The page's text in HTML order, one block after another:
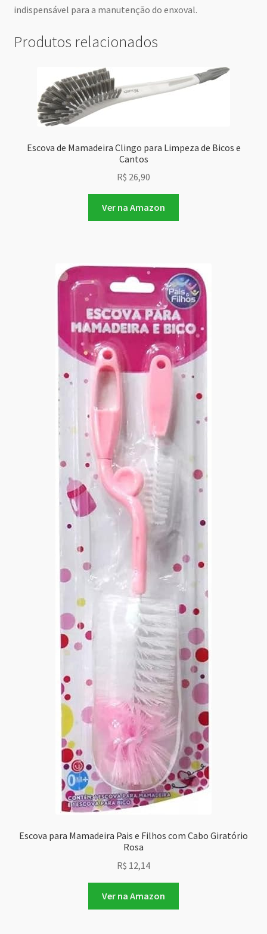
indispensável para a manutenção do enxoval.
Produtos relacionados
Escova de Mamadeira Clingo para Limpeza de Bicos e
Cantos
R$ 26,90
Ver na Amazon
Escova para Mamadeira Pais e Filhos com Cabo Giratório
Rosa
R$ 12,14
Ver na Amazon